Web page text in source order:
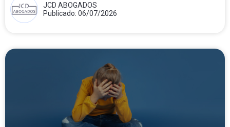
JCD ABOGADOS
Publicado: 06/07/2026